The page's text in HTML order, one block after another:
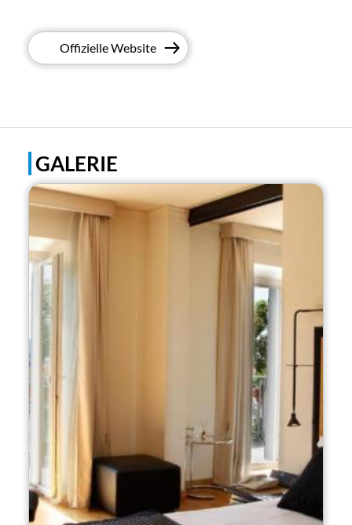
Offizielle Website
GALERIE